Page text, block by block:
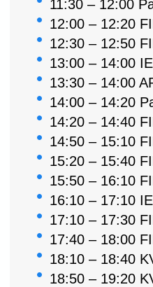
11:30 – 12:00
12:00 – 12:20
12:30 – 12:50
13:00 – 14:00
13:30 – 14:00
14:00 – 14:20
14:20 – 14:40
14:50 – 15:10
15:20 – 15:40
15:50 – 16:10
16:10 – 17:10
17:10 – 17:30
17:40 – 18:00
18:10 – 18:40
18:50 – 19:20